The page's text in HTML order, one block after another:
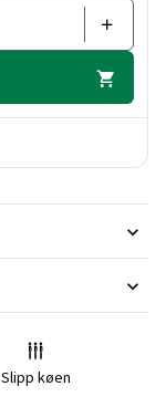
Slipp køen